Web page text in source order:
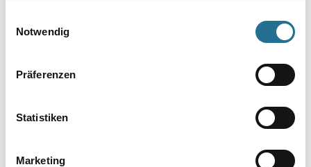
Notwendig
Präferenzen
Statistiken
Marketing
- Nylonborstenmischung